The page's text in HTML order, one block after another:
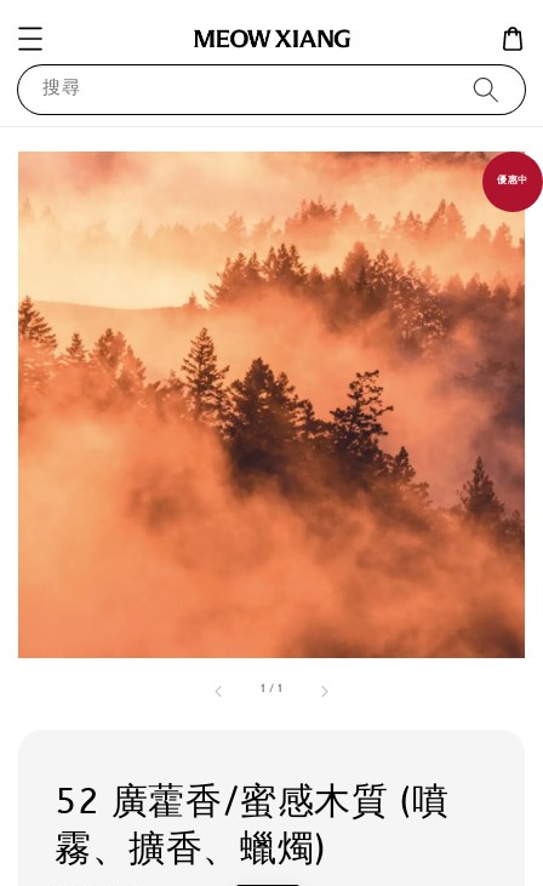
搜尋
1 /1
優惠中
52 廣藿香/蜜感木質 (噴
霧、擴香、蠟燭)